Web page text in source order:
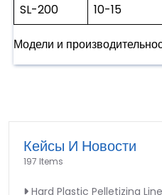
SL-200
10-15
Модели и
Кейсы И Новости
197 Items
Hard Plastic Pelletizing